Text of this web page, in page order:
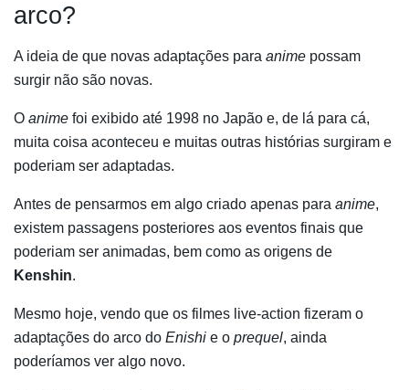
arco?
A ideia de que novas adaptações para anime possam
surgir não são novas.
O anime foi exibido até 1998 no Japão e, de lá para cá,
muita coisa aconteceu e muitas outras histórias surgiram e
poderiam ser adaptadas.
Antes de pensarmos em algo criado apenas para anime,
existem passagens posteriores aos eventos finais que
poderiam ser animadas, bem como as origens de
Kenshin.
Mesmo hoje, vendo que os filmes live-action fizeram o
adaptações do arco do Enishi e o prequel, ainda
poderíamos ver algo novo.